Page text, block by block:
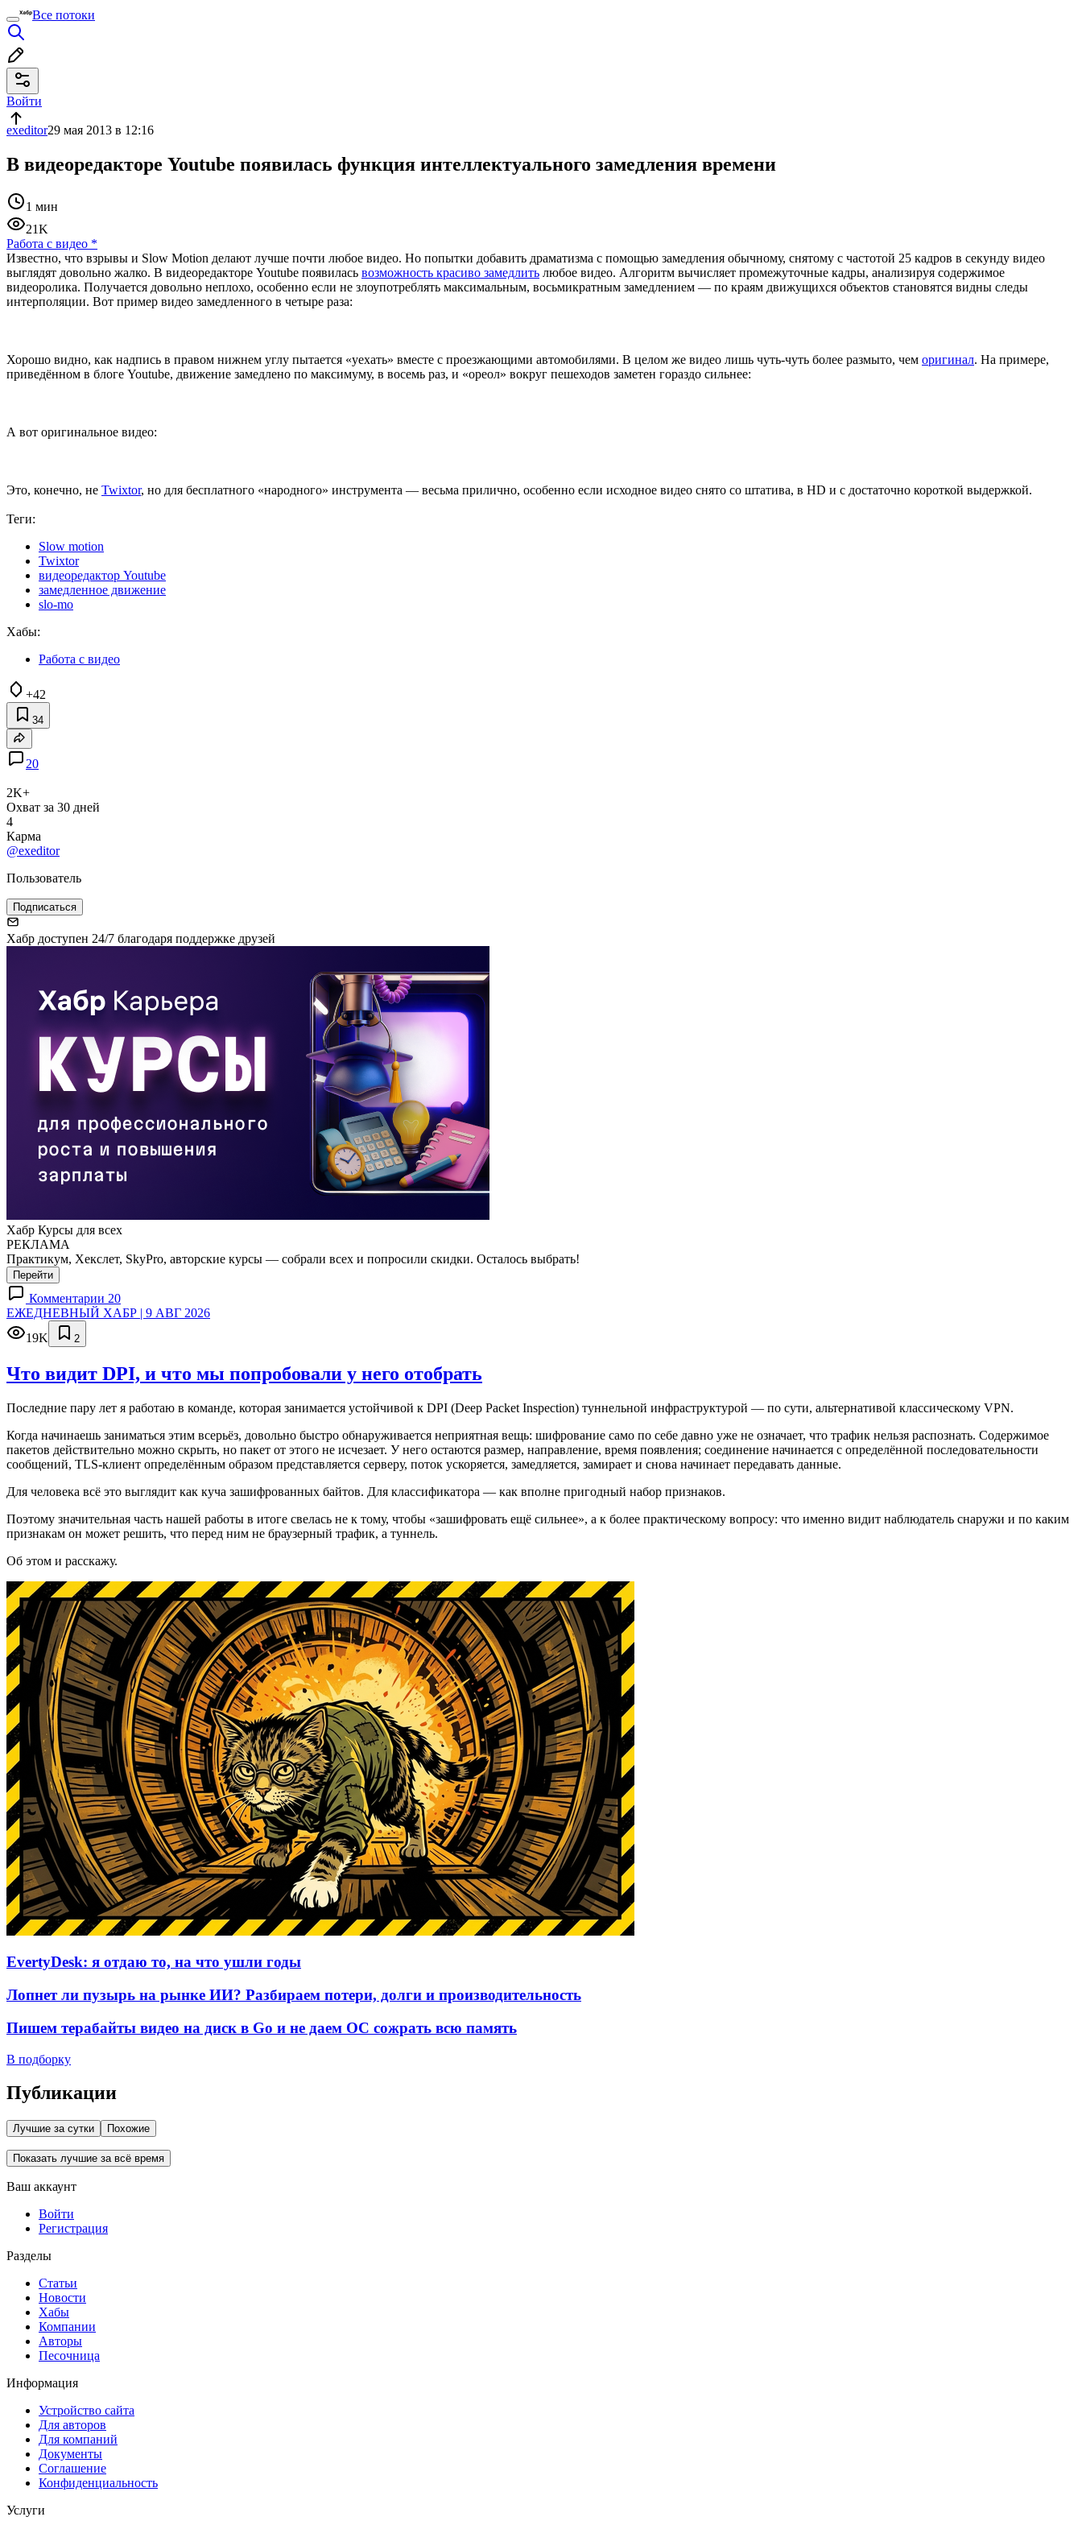
Все потоки
Войти
exeditor29 мая 2013 в 12:16
В видеоредакторе Youtube появилась функция интеллектуального замедления времени
1 мин
21K
Работа с видео *
Известно, что взрывы и Slow Motion делают лучше почти любое видео. Но попытки добавить драматизма с помощью замедления обычному, снятому с частотой 25 кадров в секунду видео
выглядят довольно жалко. В видеоредакторе Youtube появилась возможность красиво замедлить любое видео. Алгоритм вычисляет промежуточные кадры, анализируя содержимое
видеоролика. Получается довольно неплохо, особенно если не злоупотреблять максимальным, восьмикратным замедлением — по краям движущихся объектов становятся видны следы
интерполяции. Вот пример видео замедленного в четыре раза:
Хорошо видно, как надпись в правом нижнем углу пытается «уехать» вместе с проезжающими автомобилями. В целом же видео лишь чуть-чуть более размыто, чем оригинал. На примере,
приведённом в блоге Youtube, движение замедлено по максимуму, в восемь раз, и «ореол» вокруг пешеходов заметен гораздо сильнее:
А вот оригинальное видео:
Это, конечно, не Twixtor, но для бесплатного «народного» инструмента — весьма прилично, особенно если исходное видео снято со штатива, в HD и с достаточно короткой выдержкой.
Теги:
Slow motion
Twixtor
видеоредактор Youtube
замедленное движение
slo-mo
Хабы:
Работа с видео
+42
34
20
2K+
Охват за 30 дней
4
Карма
@exeditor
Пользователь
Подписаться
Хабр доступен 24/7 благодаря поддержке друзей
Хабр Курсы для всех
РЕКЛАМА
Практикум, Хекслет, SkyPro, авторские курсы — собрали всех и попросили скидки. Осталось выбрать!
Перейти
Комментарии 20
ЕЖЕДНЕВНЫЙ ХАБР | 9 АВГ 2026
19K
2
Что видит DPI, и что мы попробовали у него отобрать
Последние пару лет я работаю в команде, которая занимается устойчивой к DPI (Deep Packet Inspection) туннельной инфраструктурой — по сути, альтернативой классическому VPN.
Когда начинаешь заниматься этим всерьёз, довольно быстро обнаруживается неприятная вещь: шифрование само по себе давно уже не означает, что трафик нельзя распознать. Содержимое
пакетов действительно можно скрыть, но пакет от этого не исчезает. У него остаются размер, направление, время появления; соединение начинается с определённой последовательности
сообщений, TLS-клиент определённым образом представляется серверу, поток ускоряется, замедляется, замирает и снова начинает передавать данные.
Для человека всё это выглядит как куча зашифрованных байтов. Для классификатора — как вполне пригодный набор признаков.
Поэтому значительная часть нашей работы в итоге свелась не к тому, чтобы «зашифровать ещё сильнее», а к более практическому вопросу: что именно видит наблюдатель снаружи и по каким
признакам он может решить, что перед ним не браузерный трафик, а туннель.
Об этом и расскажу.
EvertyDesk: я отдаю то, на что ушли годы
Лопнет ли пузырь на рынке ИИ? Разбираем потери, долги и производительность
Пишем терабайты видео на диск в Go и не даем ОС сожрать всю память
В подборку
Публикации
Лучшие за сутки Похожие
Показать лучшие за всё время
Ваш аккаунт
Войти
Регистрация
Разделы
Статьи
Новости
Хабы
Компании
Авторы
Песочница
Информация
Устройство сайта
Для авторов
Для компаний
Документы
Соглашение
Конфиденциальность
Услуги